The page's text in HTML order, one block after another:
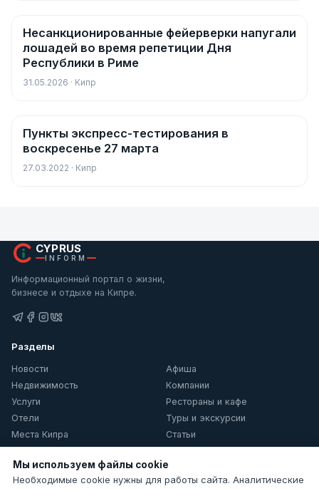
Новости
Несанкционированные фейерверки напугали
лошадей во время репетиции Дня
Республики в Риме
31.05.2026 · Кипр
Новости
Пункты экспресс-тестирования в
воскресенье 27 марта
27.03.2022 · Кипр
CYPRUS
INFORM
Информационный портал о жизни,
бизнесе и отдыхе на Кипре.
Разделы
Новости
Афиша
Недвижимость
Компании
Услуги
Рестораны и кафе
Отели
Туры и экскурсии
Места Кипра
Статьи
Информация
Мы используем файлы cookie
Необходимые cookie нужны для работы сайта. Аналитические